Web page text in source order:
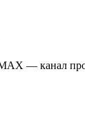
— канал